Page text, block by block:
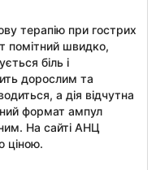
терапію при гострих
помітний швидко,
біль і
дорослим та
а дія відчутна
формат ампул
На сайті АНЦ
ціною.